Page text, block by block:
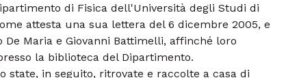
di Fisica dell'Università degli Studi di
attesta una sua lettera del 6 dicembre 2005, e
Maria e Giovanni Battimelli, affinché loro
la biblioteca del Dipartimento.
state, in seguito, ritrovate e raccolte a casa di